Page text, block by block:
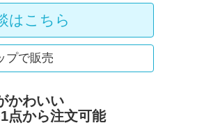
はこちら
プで販売
かわいい
点から注文可能